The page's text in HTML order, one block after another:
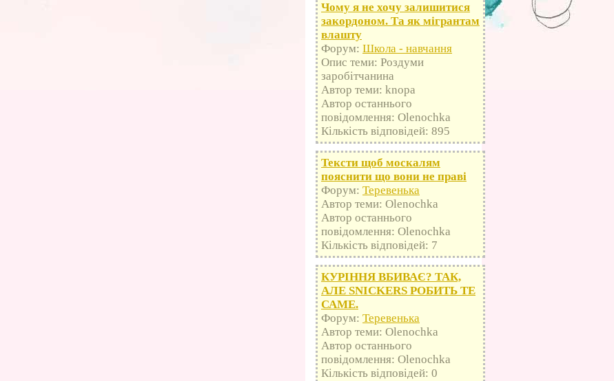
Чому я не хочу залишитися
закордоном. Та як мігрантам
влашту
Форум: Школа - навчання
Опис теми: Роздуми
заробітчанина
Автор теми: knopa
Автор останнього
повідомлення: Olenochka
Кількість відповідей: 895
Тексти щоб москалям
пояснити що вони не праві
Форум: Теревенька
Автор теми: Olenochka
Автор останнього
повідомлення: Olenochka
Кількість відповідей: 7
КУРІННЯ ВБИВАЄ? ТАК,
АЛЕ SNICKERS РОБИТЬ ТЕ
САМЕ.
Форум: Теревенька
Автор теми: Olenochka
Автор останнього
повідомлення: Olenochka
Кількість відповідей: 0